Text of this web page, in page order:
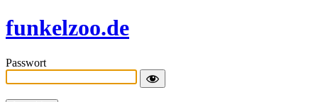
funkelzoo.de
Passwort